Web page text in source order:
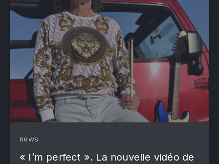
news
« I’m perfect ». La nouvelle vidéo de